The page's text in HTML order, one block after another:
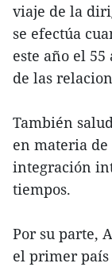
viaje de la
se efectúa
este año el
de las
También
en materia
integración
tiempos.
Por su parte,
el primer país